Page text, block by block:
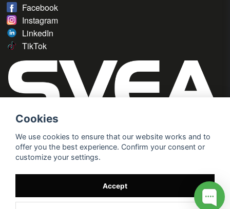
Facebook
Instagram
LinkedIn
TikTok
Cookies
We use cookies to ensure that our website works and to
offer you the best experience. Confirm your consent or
customize your settings.
Accept